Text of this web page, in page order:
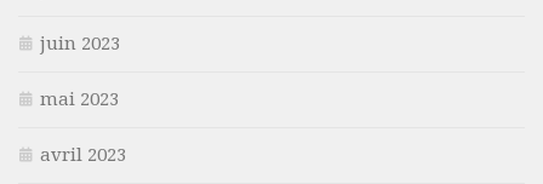
juin 2023
mai 2023
avril 2023